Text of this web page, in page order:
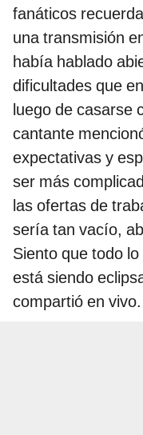
fanáticos
una transmisión
había hablado
dificultades que
luego de casarse
cantante
expectativas y
ser más
las ofertas de
sería tan vacío,
Siento que todo
está siendo
compartió en vivo.